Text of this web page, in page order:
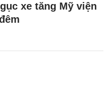
xe tăng Mỹ viện